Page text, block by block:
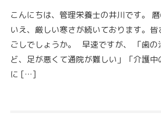
こんにちは、管理栄養士の井川です。
いえ、厳しい寒さが続いております。
ごしでしょうか。 早速ですが、 「歯の
ど、足が悪くて通院が難しい」「介護
に […]